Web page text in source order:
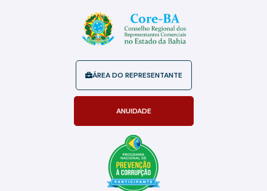
ÁREA DO REPRESENTANTE
ANUIDADE